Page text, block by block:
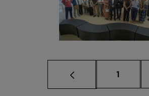
Página
1